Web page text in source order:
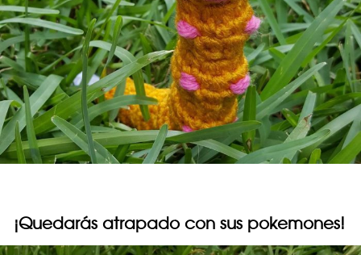
¡Quedarás atrapado con sus pokemones!